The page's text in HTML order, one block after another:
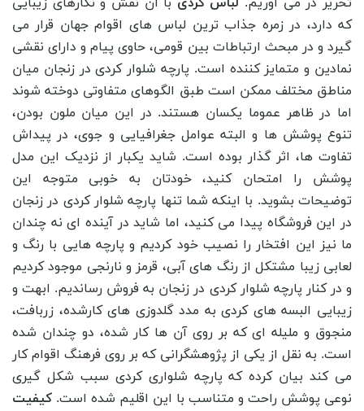
که دارد، در زمره جذاب ترین لباس های اقوام جهان قرار می
گیرد و در مبحث ارتباطات بین قومی، حاوی پیام و دارای نقشی
نمادین و متمایز کننده است. پارچه شلوار کردی در زنجان میان
مناطق مختلف ممکن است طبق الگوهای متفاوتی دوخته شوند
اما در ظاهر عموما یکسان هستند. در این میان ملون بودن،
تنوع پوشش ها و البته عوامل جغرافیایی و جوی، در پیداش
تفاوت ها، اثر گذار بوده است. شاید یکبار از نزدیک این مدل
پوشش را امتحان کنید، خودتان به خوبی متوجه این
توضیحات بشوید. با اینکه شما تنها پارچه شلوار کردی در زنجان
در این فروشگاه پیدا می کنید، اما شاید در آینده ای نه چندان
ما نیز این افتخار را نصیب خود کردیم و پارچه هایی با رنگ و
لعابی زیبا مشتکل از رنگ های آبی، قرمز و نارنجی موجود کردیم
و در کنار پارچه شلوار کردی در زنجان به فروش رساندیم. ابهت و
زیبایی البسه های کردی به مدد گلدوزی های کارشده، زربافت،
منجوق و ملیله ای که بر روی آن ها کار شده، دو چندان شده
است. به نقل از یکی از پژوهشگرانی که بر روی فرهنگ اقوام کار
می کند بیان کرده که پارچه شلواری کردی سبب شکل گیری
نوعی پوشش راحت و متناسب با این اقلیم شده است. کیفیت